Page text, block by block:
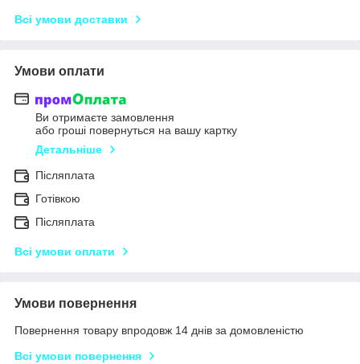
Всі умови доставки
Умови оплати
Ви отримаєте замовлення
або гроші повернуться на вашу картку
Детальніше
Післяплата
Готівкою
Післяплата
Всі умови оплати
Умови повернення
Повернення товару впродовж 14 днів за домовленістю
Всі умови повернення